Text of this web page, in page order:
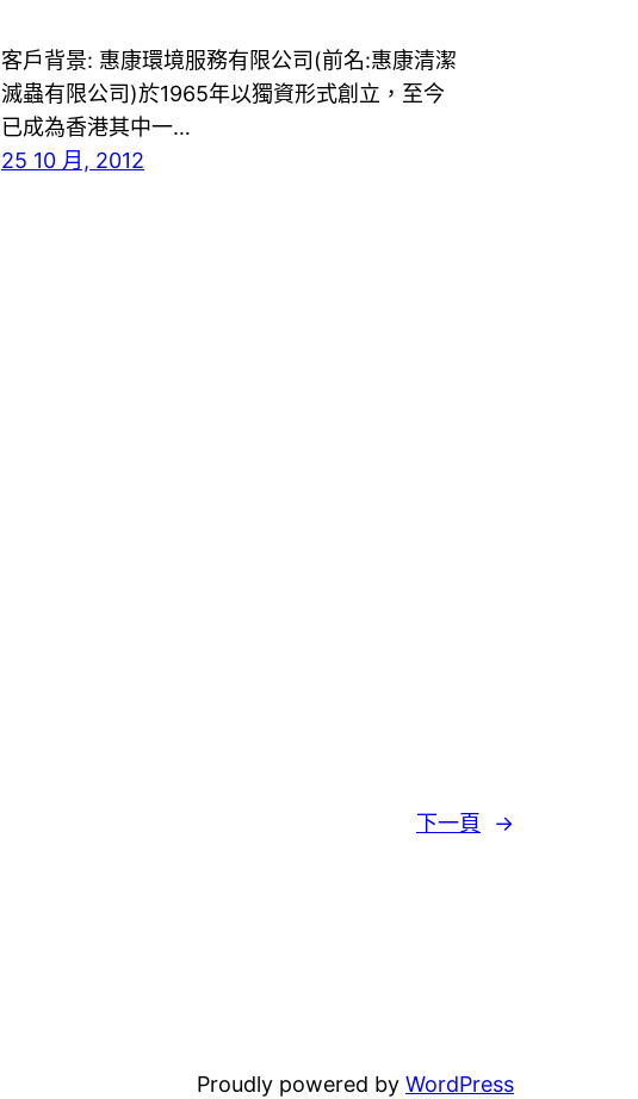
客戶背景: 惠康環境服務有限公司(前名:惠康清潔
滅蟲有限公司)於1965年以獨資形式創立，至今
已成為香港其中一…
25 10 月, 2012
下一頁 →
Proudly powered by WordPress